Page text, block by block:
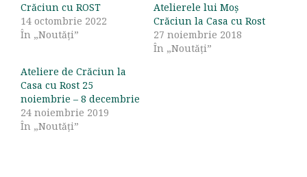
Crăciun cu ROST
14 octombrie 2022
În „Noutăți”
Atelierele lui Moș
Crăciun la Casa cu Rost
27 noiembrie 2018
În „Noutăți”
Ateliere de Crăciun la
Casa cu Rost 25
noiembrie – 8 decembrie
24 noiembrie 2019
În „Noutăți”